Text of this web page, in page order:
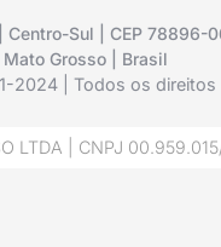
Centro-Sul | CEP 78896-
Mato Grosso | Brasil
2024 | Todos os direitos
LTDA | CNPJ